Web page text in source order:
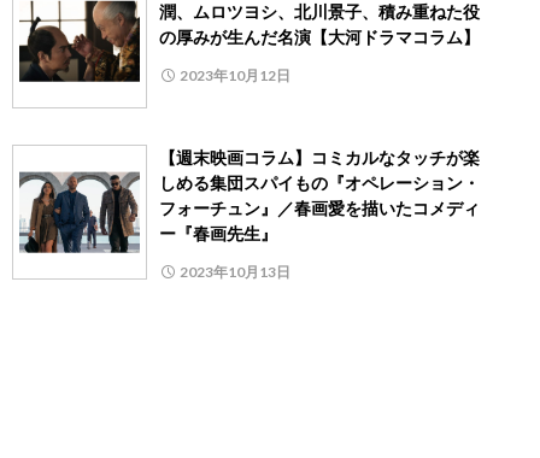
潤、ムロツヨシ、北川景子、積み重ねた役
の厚みが生んだ名演【大河ドラマコラム】
2023年10月12日
【週末映画コラム】コミカルなタッチが楽
しめる集団スパイもの『オペレーション・
フォーチュン』／春画愛を描いたコメディ
ー『春画先生』
2023年10月13日